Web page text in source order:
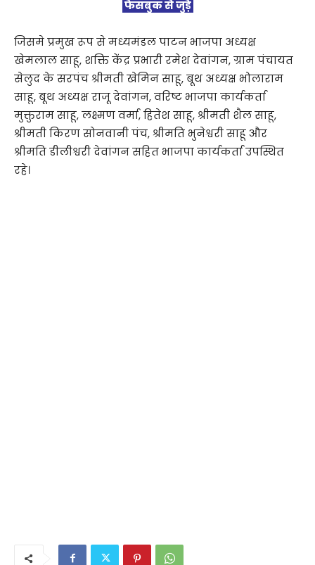
फेसबुक से जुड़े
जिसमे प्रमुख रूप से मध्यमंडल पाटन भाजपा अध्यक्ष
खेमलाल साहू, शक्ति केंद्र प्रभारी रमेश देवांगन, ग्राम पंचायत
सेलुद के सरपंच श्रीमती खेमिन साहू, बूथ अध्यक्ष भोलाराम
साहू, बूथ अध्यक्ष राजू देवांगन, वरिष्ट भाजपा कार्यकर्ता
मुक्तुराम साहू, लक्ष्मण वर्मा, हितेश साहू, श्रीमती शैल साहू,
श्रीमती किरण सोनवानी पंच, श्रीमति भुनेश्वरी साहू और
श्रीमति डीलीश्वरी देवांगन सहित भाजपा कार्यकर्ता उपस्थित
रहे।